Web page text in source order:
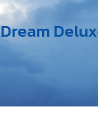
Search
Dream